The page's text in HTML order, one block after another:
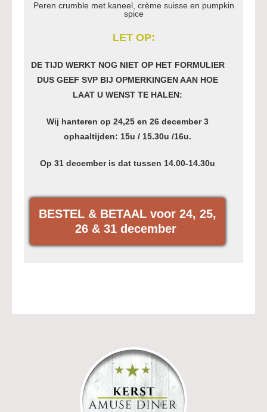
Peren crumble met kaneel, crème suisse en pumpkin
spice
LET OP:
DE TIJD WERKT NOG NIET OP HET FORMULIER
DUS GEEF SVP BIJ OPMERKINGEN AAN HOE
LAAT U WENST TE HALEN:
Wij hanteren op 24,25 en 26 december 3
ophaaltijden: 15u / 15.30u /16u.
Op 31 december is dat tussen 14.00-14.30u
BESTEL & BETAAL voor 24, 25,
26 & 31 december